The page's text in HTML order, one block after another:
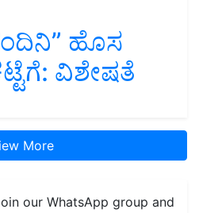
ಹೊಸ
ವಿಶೇಷತೆ
More
our WhatsApp group and